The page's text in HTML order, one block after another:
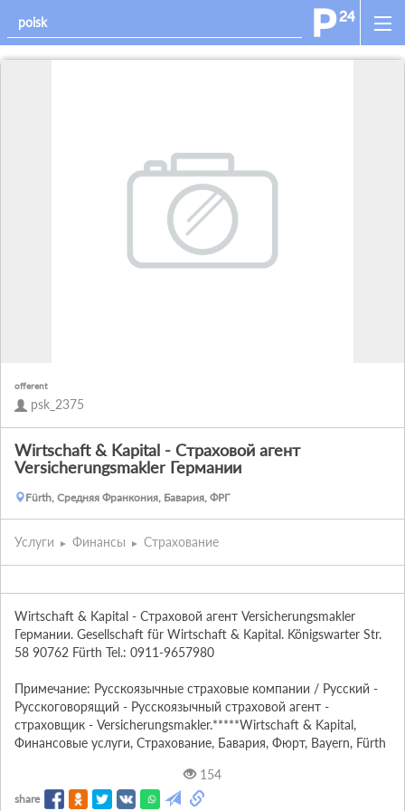
offerent
psk_2375
Wirtschaft & Kapital - Страховой агент
Versicherungsmakler Германии
Fürth, Средняя Франкония, Бавария, ФРГ
Услуги Финансы Страхование
Wirtschaft & Kapital - Страховой агент Versicherungsmakler
Германии. Gesellschaft für Wirtschaft & Kapital. Königswarter Str.
58 90762 Fürth Tel.: 0911-9657980
Примечание: Русскоязычные страховые компании / Русский -
Русскоговорящий - Русскоязычный страховой агент -
страховщик - Versicherungsmakler.*****Wirtschaft & Kapital,
Финансовые услуги, Страхование, Бавария, Фюрт, Bayern, Fürth
154
share